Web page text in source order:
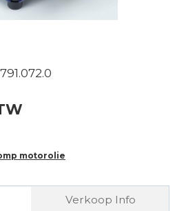
motorolie
Verkoop Info